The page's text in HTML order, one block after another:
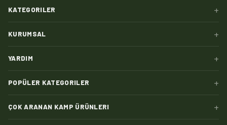
KATEGORILER +
KURUMSAL +
YARDIM +
POPÜLER KATEGORILER +
ÇOK ARANAN KAMP ÜRÜNLERI +